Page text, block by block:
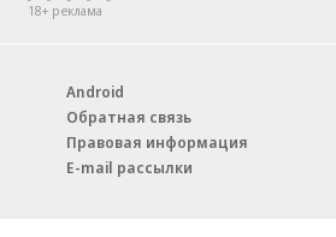
18+ реклама
Android
Обратная связь
Правовая информация
E-mail рассылки